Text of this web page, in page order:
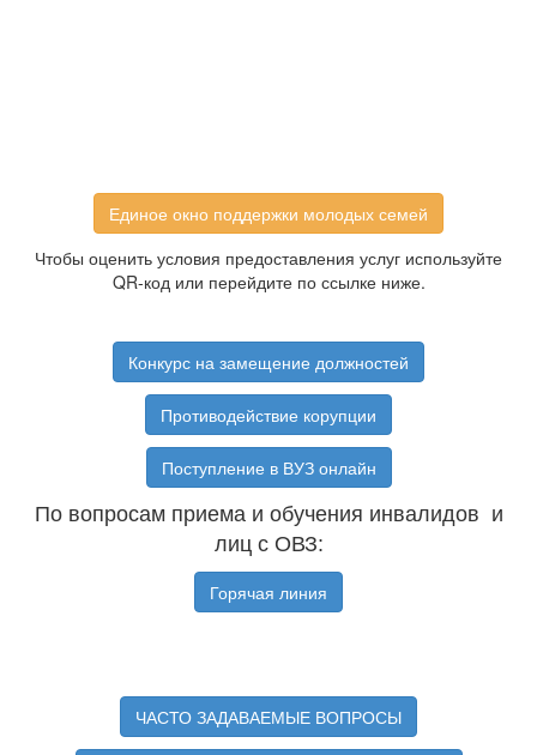
Единое окно поддержки молодых семей
Чтобы оценить условия предоставления услуг используйте
QR-код или перейдите по ссылке ниже.
Конкурс на замещение должностей
Противодействие корупции
Поступление в ВУЗ онлайн
По вопросам приема и обучения инвалидов и
лиц с ОВЗ:
Горячая линия
ЧАСТО ЗАДАВАЕМЫЕ ВОПРОСЫ